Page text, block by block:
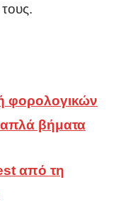
φορολογικών
βήματα
από τη